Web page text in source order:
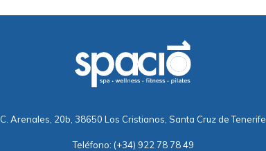
C. Arenales, 20b, 38650 Los Cristianos, Santa Cruz de Tenerife
Teléfono: (+34) 922 78 78 49